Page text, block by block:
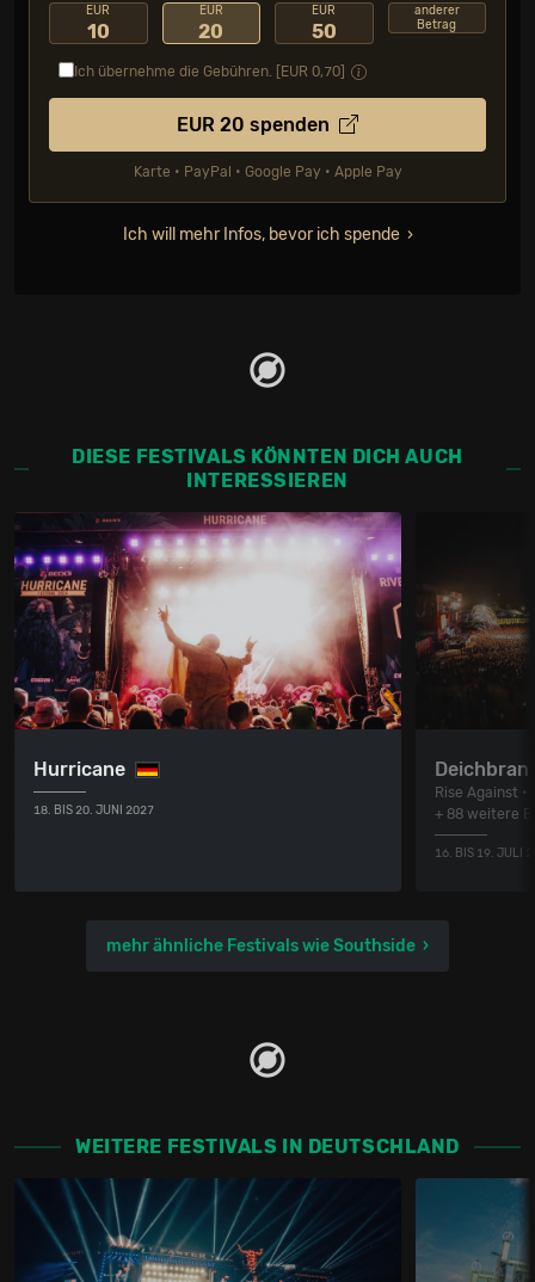
EUR
10
EUR
20
EUR
50
anderer
Betrag
Ich übernehme die Gebühren. [EUR 0,70
EUR 20 spenden
Karte • PayPal • Google Pay • Apple Pay
Ich will mehr Infos, bevor ich spende
DIESE FESTIVALS KÖNNTEN DICH AUCH
INTERESSIEREN
Hurricane
18. BIS 20. JUNI 2027
Rise Against •
+ 88 weitere
16. BIS 19. JULI
mehr ähnliche Festivals wie Southside
WEITERE FESTIVALS IN DEUTSCHLAND